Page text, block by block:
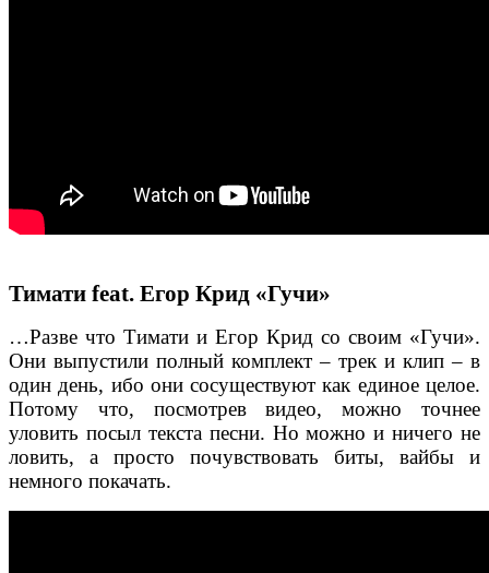
Тимати feat. Егор Крид «Гучи»
…Разве что Тимати и Егор Крид со своим «Гучи».
Они выпустили полный комплект – трек и клип – в
один день, ибо они сосуществуют как единое целое.
Потому что, посмотрев видео, можно точнее
уловить посыл текста песни. Но можно и ничего не
ловить, а просто почувствовать биты, вайбы и
немного покачать.